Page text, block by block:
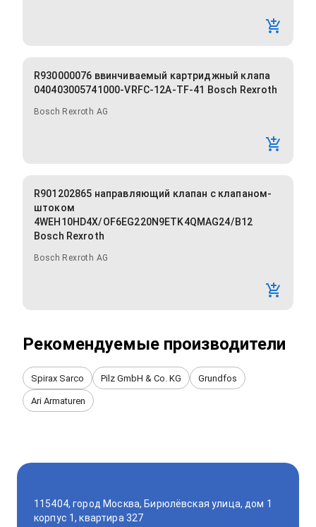
R930000076 ввинчиваемый картриджный клапа
040403005741000-VRFC-12A-TF-41 Bosch Rexroth
Bosch Rexroth AG
R901202865 направляющий клапан с клапаном-
штоком
4WEH10HD4X/OF6EG220N9ETK4QMAG24/B12
Bosch Rexroth
Bosch Rexroth AG
Рекомендуемые производители
Spirax Sarco Pilz GmbH & Co. KG Grundfos
Ari Armaturen
115404, город Москва, Бирюлёвская улица, дом 1
корпус 1, квартира 327